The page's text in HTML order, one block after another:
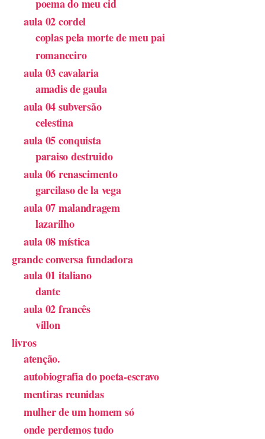
poema do meu cid
aula 02 cordel
coplas pela morte de meu pai
romanceiro
aula 03 cavalaria
amadis de gaula
aula 04 subversão
celestina
aula 05 conquista
paraiso destruido
aula 06 renascimento
garcilaso de la vega
aula 07 malandragem
lazarilho
aula 08 mística
grande conversa fundadora
aula 01 italiano
dante
aula 02 francês
villon
livros
atenção.
autobiografia do poeta-escravo
mentiras reunidas
mulher de um homem só
onde perdemos tudo